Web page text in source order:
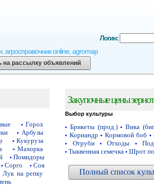
агросправочник online, agromap
Логин:
на рассылку объявлений
• Горох
• Арбузы
• Кукуруза
• Махорка
• Помидоры
• Сорго • Соя
Лук на репку
Закупочные цены
Выбор культуры
• Брикеты (прод.) • Вика
• Кориандр • Кормовой боб •
• Отруби • Отходы •
• Тыквенная семечка • Шрот
Полный список